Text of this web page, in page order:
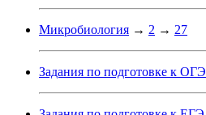
Микробиология → 2 → 27
Задания по подготовке к